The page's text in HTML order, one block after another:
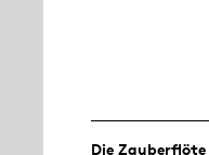
Die Zauberflöte